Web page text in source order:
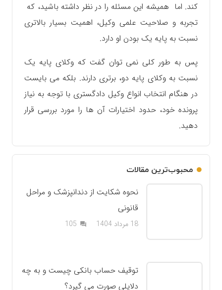
کند. اما همیشه این مسئله را در نظر داشته باشید، که
تجربه و صلاحیت علمی وکیل، اهمیت بسیار بالاتری
نسبت به پایه یک بودن‌ او دارد.
پس به طور کلی نمی توان گفت که وکلای پایه یک
نسبت به وکلای پایه دو، برتری دارند. بلکه می بايست
در هنگام انتخاب انواع وکیل دادگستری با توجه به نیاز
پرونده خود، حدود اختیارات آن ها را مورد بررسی قرار
دهید.
محبوب‌ترین مقالات
نحوه شکایت از دندانپزشک و مراحل
قانونی
18 مرداد 1404 question_answer
105دیدگاه
توقیف حساب بانکی چیست و به چه
دلایلی صورت می گیرد؟